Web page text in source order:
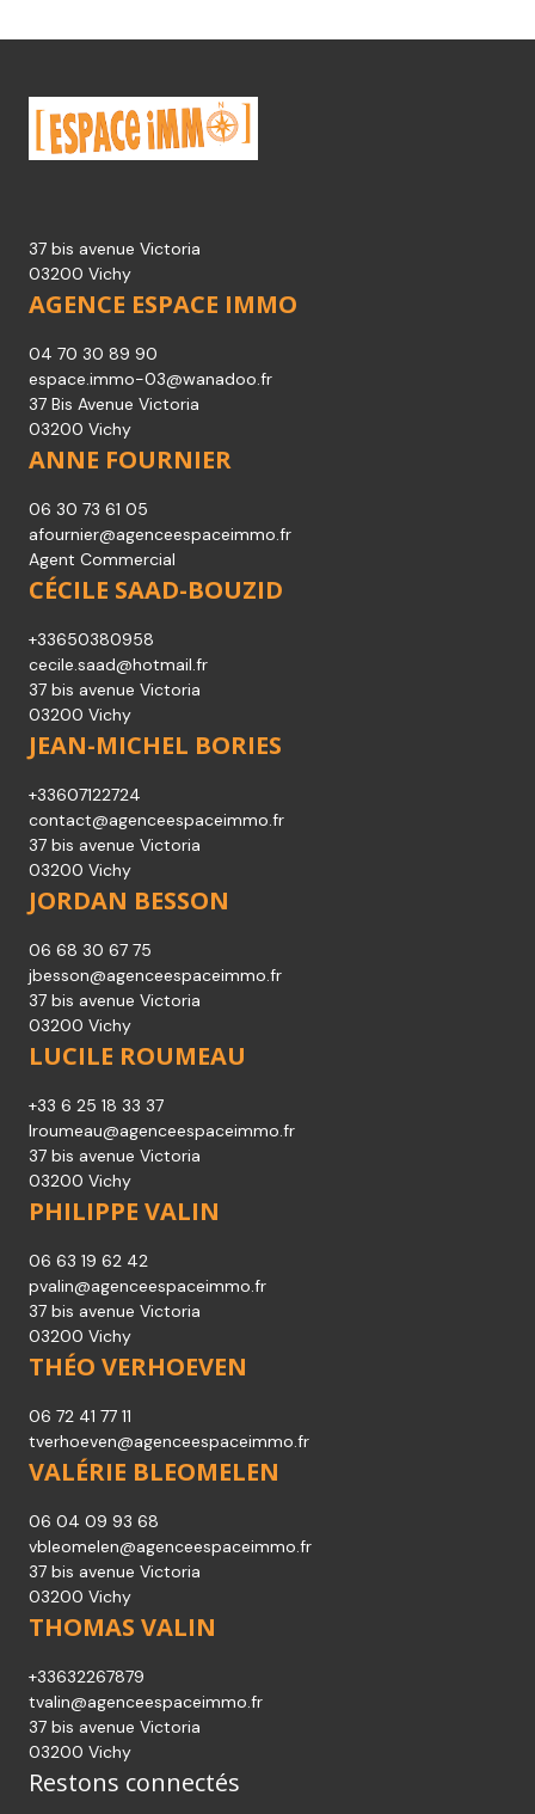
37 bis avenue Victoria
03200 Vichy
AGENCE ESPACE IMMO
04 70 30 89 90
espace.immo-03@wanadoo.fr
37 Bis Avenue Victoria
03200 Vichy
ANNE FOURNIER
06 30 73 61 05
afournier@agenceespaceimmo.fr
Agent Commercial
CÉCILE SAAD-BOUZID
+33650380958
cecile.saad@hotmail.fr
37 bis avenue Victoria
03200 Vichy
JEAN-MICHEL BORIES
+33607122724
contact@agenceespaceimmo.fr
37 bis avenue Victoria
03200 Vichy
JORDAN BESSON
06 68 30 67 75
jbesson@agenceespaceimmo.fr
37 bis avenue Victoria
03200 Vichy
LUCILE ROUMEAU
+33 6 25 18 33 37
lroumeau@agenceespaceimmo.fr
37 bis avenue Victoria
03200 Vichy
PHILIPPE VALIN
06 63 19 62 42
pvalin@agenceespaceimmo.fr
37 bis avenue Victoria
03200 Vichy
THÉO VERHOEVEN
06 72 41 77 11
tverhoeven@agenceespaceimmo.fr
VALÉRIE BLEOMELEN
06 04 09 93 68
vbleomelen@agenceespaceimmo.fr
37 bis avenue Victoria
03200 Vichy
THOMAS VALIN
+33632267879
tvalin@agenceespaceimmo.fr
37 bis avenue Victoria
03200 Vichy
Restons connectés